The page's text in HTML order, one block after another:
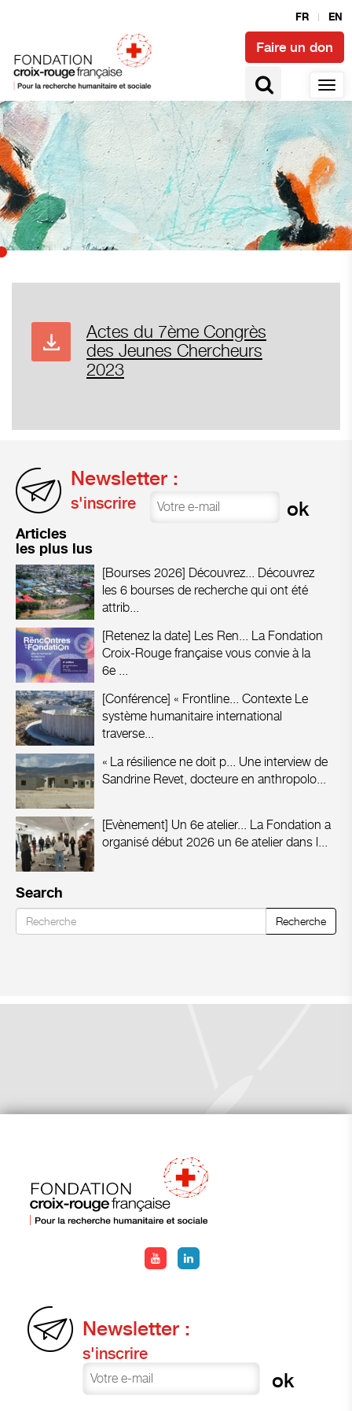
FR EN
Faire un don
Actes du 7ème Congrès
des Jeunes Chercheurs
2023
Newsletter :
s'inscrire
Articles
les plus lus
[Bourses 2026] Découvrez... Découvrez
les 6 bourses de recherche qui ont été
attrib...
[Retenez la date] Les Ren... La Fondation
Croix-Rouge française vous convie à la
6e ...
[Conférence] « Frontline... Contexte Le
système humanitaire international
traverse...
« La résilience ne doit p... Une interview de
Sandrine Revet, docteure en anthropolo...
[Evènement] Un 6e atelier... La Fondation a
organisé début 2026 un 6e atelier dans l...
Search
Recherche
Newsletter :
s'inscrire